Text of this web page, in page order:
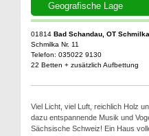
Geografische Lage
01814 Bad Schandau, OT Schmilka
Schmilka Nr. 11
Telefon: 035022 9130
22 Betten + zusätzlich Aufbettung
Viel Licht, viel Luft, reichlich Holz
dazu entspannende Musik und
Sächsische Schweiz! Ein Haus